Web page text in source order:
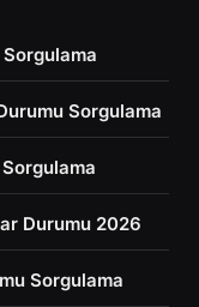
Sorgulama
Durumu 2026
Sorgulama